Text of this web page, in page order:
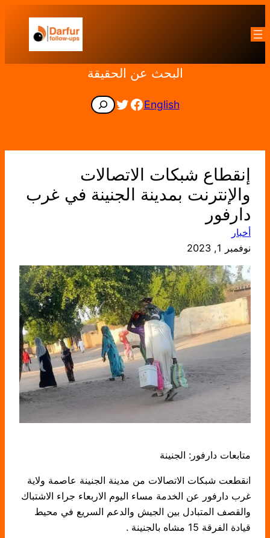
إلى
المحتوى
البحث عن الحقيقة
English
Facebook
Twitter
Search
إنقطاع شبكات الاتصالات
والإنترنت بمدينة الجنينة في غرب
دارفور
أخبار
نوفمبر 1, 2023
متابعات دارفور: الجنينة
انقطعت شبكات الاتصالات من مدينة الجنينة عاصمة ولاية
غرب دارفور عن الخدمة مساء اليوم الاربعاء جراء الاشتباك
والقصف المتبادل بين الجيش والدعم السريع في محيط
قيادة الفرقة 15 مشاه بالجنينة .